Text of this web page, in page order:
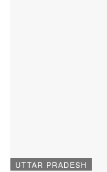
UTTAR PRADESH